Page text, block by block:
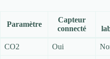
Paramètre
Capteur
connecté
CO2 Oui